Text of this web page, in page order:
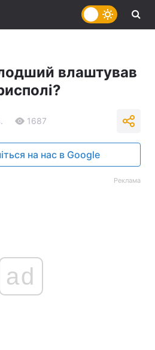
влаштував
1687
на нас в Google
Реклама
ad